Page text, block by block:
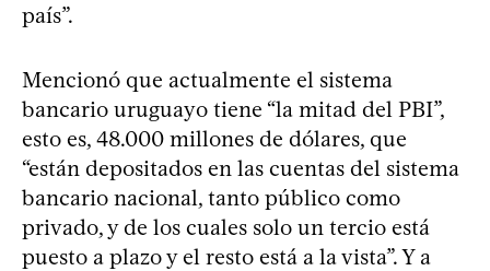
país”.
Mencionó que actualmente el sistema
bancario uruguayo tiene “la mitad del PBI”,
esto es, 48.000 millones de dólares, que
“están depositados en las cuentas del sistema
bancario nacional, tanto público como
privado, y de los cuales solo un tercio está
puesto a plazo y el resto está a la vista”. Y a